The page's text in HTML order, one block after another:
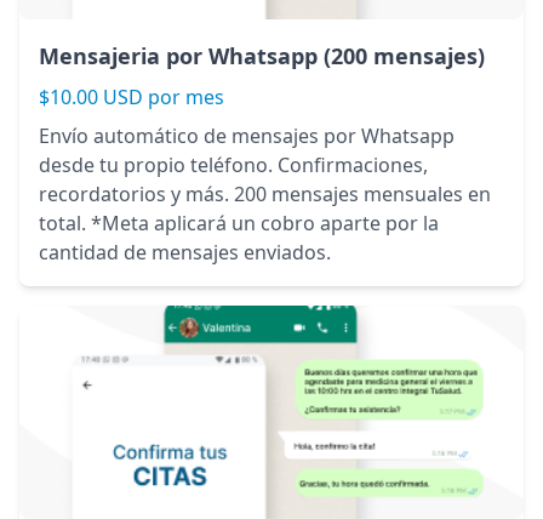
Mensajeria por Whatsapp (200 mensajes)
$10.00 USD por mes
Envío automático de mensajes por Whatsapp
desde tu propio teléfono. Confirmaciones,
recordatorios y más. 200 mensajes mensuales en
total. *Meta aplicará un cobro aparte por la
cantidad de mensajes enviados.